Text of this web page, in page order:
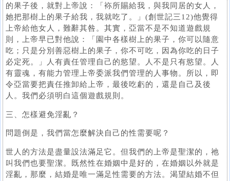
的果子後，就對上帝說：「袮所賜給我，與我同居的女人，
她把那樹上的果子給我，我就吃了。」(創世記三12)他覺得
上帝給他女人，難辭其咎。其實，亞當不是不知道遊戲規
則，上帝早已對他說：「園中各樣樹上的果子，你可以隨意
吃；只是分別善惡樹上的果子，你不可吃，因為你吃的日子
必定死。」人有責任管理自己的慾望。人不是只有慾望。人
有靈魂，有能力管理上帝委派我們管理的人事物。所以，即
令亞當要把責任推卸給上帝，最後吃虧的，還是自己及後
人。我們必須明白這個遊戲規則。
三、怎樣避免淫亂？
問題倒是，我們當怎麼解決自己的性需要呢？
世人的方法是盡量設法滿足它。但我們的上帝是聖潔的，祂
叫我們也要聖潔。既然性在婚姻中是好的，在婚姻以外就是
淫亂，那麼，結婚是唯一滿足性需要的方法。渴望結婚不但